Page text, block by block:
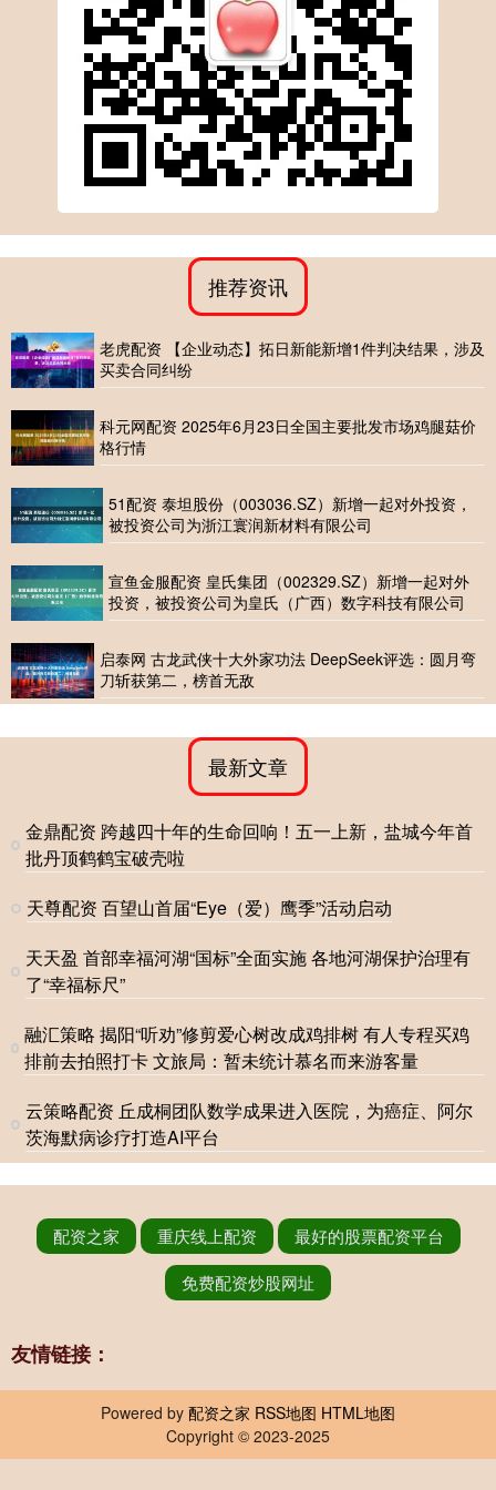
推荐资讯
老虎配资 【企业动态】拓日新能新增1件判决结果，涉及
买卖合同纠纷
科元网配资 2025年6月23日全国主要批发市场鸡腿菇价
格行情
51配资 泰坦股份（003036.SZ）新增一起对外投资，
被投资公司为浙江寰润新材料有限公司
宣鱼金服配资 皇氏集团（002329.SZ）新增一起对外
投资，被投资公司为皇氏（广西）数字科技有限公司
启泰网 古龙武侠十大外家功法 DeepSeek评选：圆月弯
刀斩获第二，榜首无敌
最新文章
金鼎配资 跨越四十年的生命回响！五一上新，盐城今年首
批丹顶鹤鹤宝破壳啦
天尊配资 百望山首届“Eye（爱）鹰季”活动启动
天天盈 首部幸福河湖“国标”全面实施 各地河湖保护治理有
了“幸福标尺”
融汇策略 揭阳“听劝”修剪爱心树改成鸡排树 有人专程买鸡
排前去拍照打卡 文旅局：暂未统计慕名而来游客量
云策略配资 丘成桐团队数学成果进入医院，为癌症、阿尔
茨海默病诊疗打造AI平台
配资之家 重庆线上配资
最好的股票配资平台
免费配资炒股网址
友情链接：
Powered by 配资之家 RSS地图 HTML地图
Copyright © 2023-2025